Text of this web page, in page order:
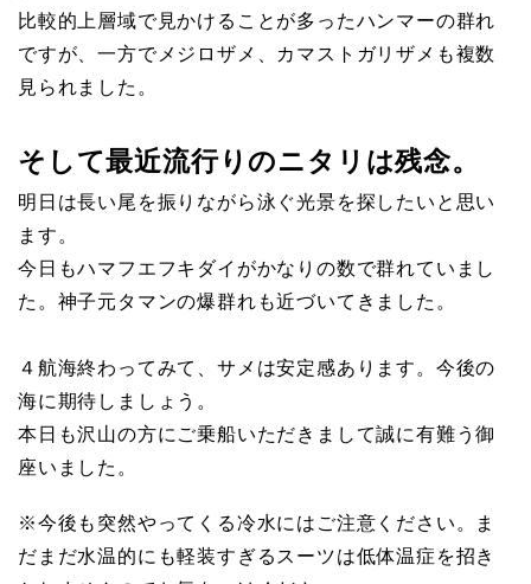
比較的上層域で見かけることが多ったハンマーの群れ
ですが、一方でメジロザメ、カマストガリザメも複数
見られました。
そして最近流行りのニタリは残念。
明日は長い尾を振りながら泳ぐ光景を探したいと思い
ます。
今日もハマフエフキダイがかなりの数で群れていまし
た。神子元タマンの爆群れも近づいてきました。
４航海終わってみて、サメは安定感あります。今後の
海に期待しましょう。
本日も沢山の方にご乗船いただきまして誠に有難う御
座いました。
※今後も突然やってくる冷水にはご注意ください。ま
だまだ水温的にも軽装すぎるスーツは低体温症を招き